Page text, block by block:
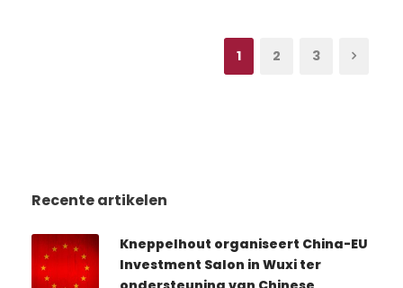
1 2 3
Recente artikelen
Kneppelhout organiseert China-EU
Investment Salon in Wuxi ter